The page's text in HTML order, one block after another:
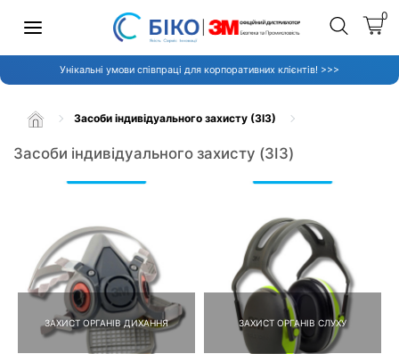
0
Унікальні умови співпраці для корпоративних клієнтів! >>>
Засоби індивідуального захисту (ЗІЗ)
Засоби індивідуального захисту (ЗІЗ)
ЗАХИСТ ОРГАНІВ ДИХАННЯ ЗАХИСТ ОРГАНІВ СЛУХУ